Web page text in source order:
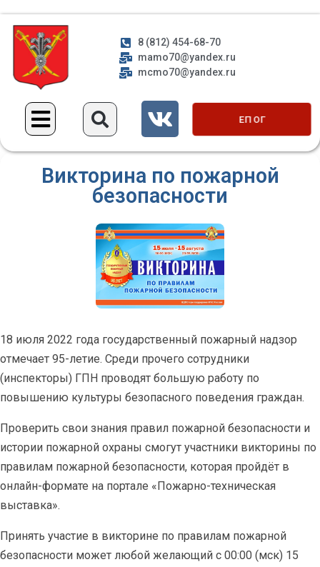
8 (812) 454-68-70
mamo70@yandex.ru
mcmo70@yandex.ru
ЕП ОГ
Викторина по пожарной
безопасности
18 июля 2022 года государственный пожарный надзор
отмечает 95-летие. Среди прочего сотрудники
(инспекторы) ГПН проводят большую работу по
повышению культуры безопасного поведения граждан.
Проверить свои знания правил пожарной безопасности и
истории пожарной охраны смогут участники викторины по
правилам пожарной безопасности, которая пройдёт в
онлайн-формате на портале «Пожарно-техническая
выставка».
Принять участие в викторине по правилам пожарной
безопасности может любой желающий с 00:00 (мск) 15